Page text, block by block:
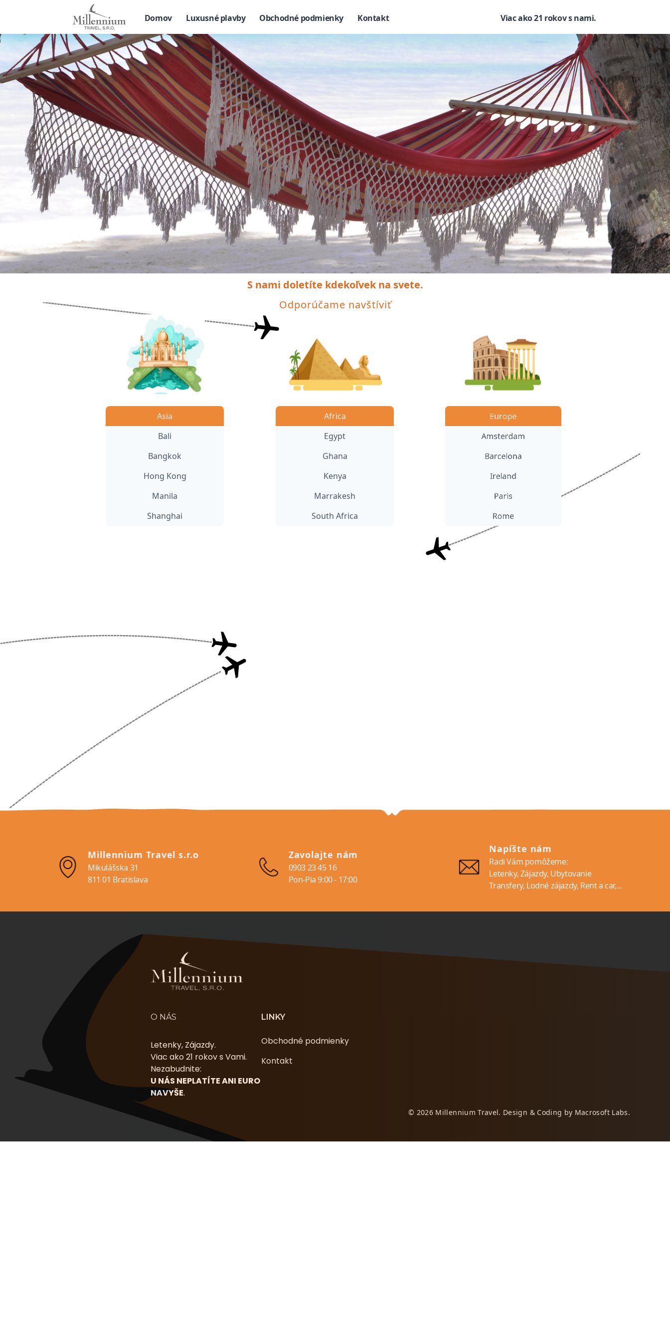
Domov Luxusné plavby Obchodné podmienky Kontakt Viac ako 21 rokov s nami.
S nami doletíte kdekoľvek na svete.
Odporúčame navštíviť
Asia
Bali
Bangkok
Hong Kong
Manila
Shanghai
Africa
Egypt
Ghana
Kenya
Marrakesh
South Africa
Europe
Amsterdam
Barcelona
Ireland
Paris
Rome
North America
New Orleans
New York
Millennium Travel s.r.o
Mikulášska 31
811 01 Bratislava
Zavolajte nám
0903 23 45 16
Pon-Pia 9:00 - 17:00
Napíšte nám
Radi Vám pomôžeme:
Letenky, Zájazdy, Ubytovanie
Transfery, Lodné zájazdy, Rent a car,...
O NÁS
Letenky, Zájazdy.
Viac ako 21 rokov s Vami.
Nezabudnite:
U NÁS NEPLATÍTE ANI EURO
NAVYŠE.
LINKY
Obchodné podmienky
Kontakt
© 2026 Millennium Travel. Design & Coding by Macrosoft Labs.